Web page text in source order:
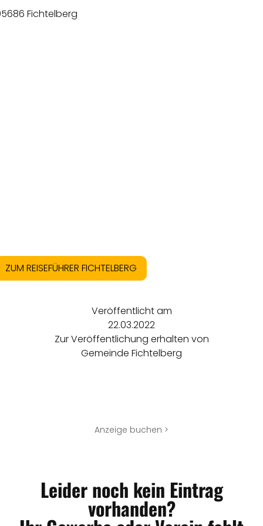
Fichtelberg
ZUM REISEFÜHRER FICHTELBERG
Veröffentlicht am
22.03.2022
Zur Veröffentlichung erhalten von
Gemeinde Fichtelberg
Anzeige buchen >
Leider noch kein Eintrag
vorhanden?